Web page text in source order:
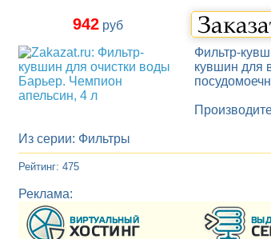
942 руб
Фильтр-
кувшин для
Из серии: Фильтры
Рейтинг: 475
Реклама: